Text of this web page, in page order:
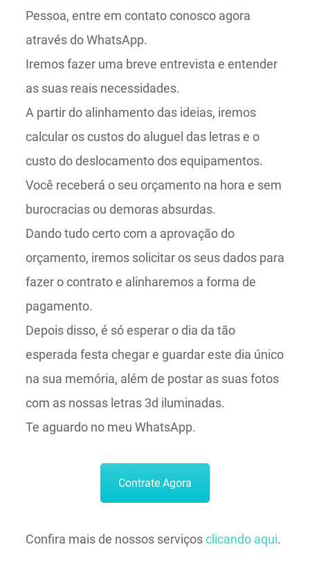
Pessoa, entre em contato conosco agora
através do WhatsApp.
Iremos fazer uma breve entrevista e entender
as suas reais necessidades.
A partir do alinhamento das ideias, iremos
calcular os custos do aluguel das letras e o
custo do deslocamento dos equipamentos.
Você receberá o seu orçamento na hora e sem
burocracias ou demoras absurdas.
Dando tudo certo com a aprovação do
orçamento, iremos solicitar os seus dados para
fazer o contrato e alinharemos a forma de
pagamento.
Depois disso, é só esperar o dia da tão
esperada festa chegar e guardar este dia único
na sua memória, além de postar as suas fotos
com as nossas letras 3d iluminadas.
Te aguardo no meu WhatsApp.
Contrate Agora
Confira mais de nossos serviçosclicando aqui.